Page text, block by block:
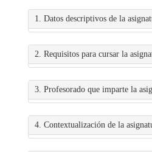
1. Datos descriptivos de la
2. Requisitos para cursar la
3. Profesorado que imparte la
4. Contextualización de la